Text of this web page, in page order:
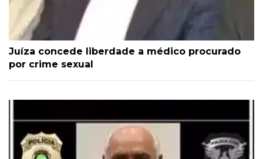
Juíza concede liberdade a médico procurado
por crime sexual